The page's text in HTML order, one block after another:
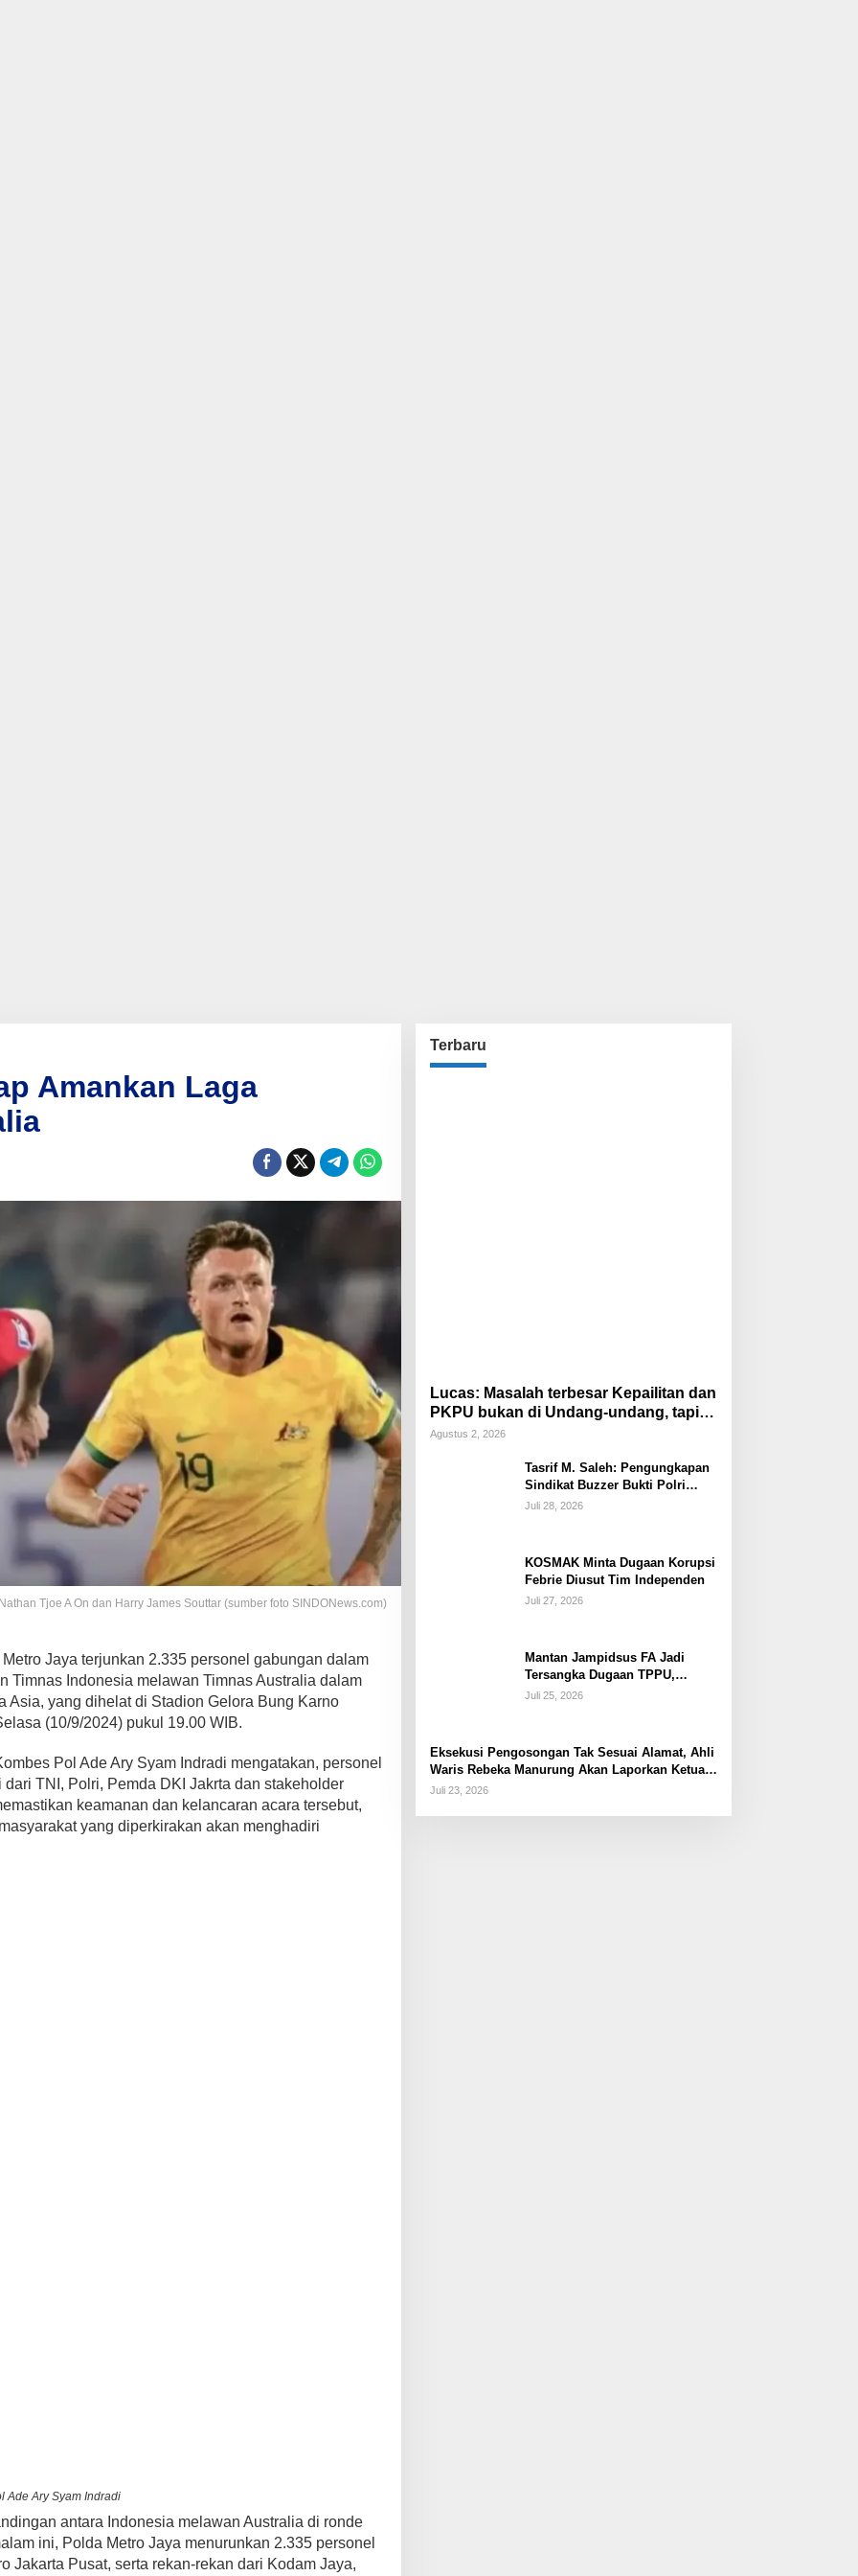
Amankan Laga
Tjoe A On dan Harry James Souttar (sumber foto SINDONews.com)
Jaya terjunkan 2.335 personel gabungan dalam
Timnas Indonesia melawan Timnas Australia dalam
Asia, yang dihelat di Stadion Gelora Bung Karno
(10/9/2024) pukul 19.00 WIB.
Pol Ade Ary Syam Indradi mengatakan, personel
TNI, Polri, Pemda DKI Jakrta dan stakeholder
keamanan dan kelancaran acara tersebut,
yang diperkirakan akan menghadiri
Ade Ary Syam Indradi
antara Indonesia melawan Australia di ronde
ini, Polda Metro Jaya menurunkan 2.335 personel
Jakarta Pusat, serta rekan-rekan dari Kodam Jaya,
Terbaru
Lucas: Masalah terbesar Kepailitan dan
PKPU bukan di Undang-undang, tapi di
Hukum Acara!!!
Agustus 2, 2026
Tasrif M. Saleh: Pengungkapan
Sindikat Buzzer Bukti Polri
Makin Adaptif Hadapi Kejahatan
Juli 28, 2026
KOSMAK Minta Dugaan Korupsi
Febrie Diusut Tim Independen
Juli 27, 2026
Mantan Jampidsus FA Jadi
Tersangka Dugaan TPPU,
Ditahan di Rutan KPK
Juli 25, 2026
Eksekusi Pengosongan Tak Sesuai Alamat, Ahli
Waris Rebeka Manurung Akan Laporkan Ketua
PN Jaktim
Juli 23, 2026